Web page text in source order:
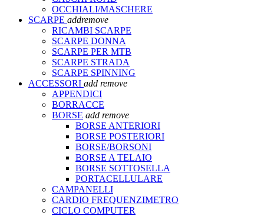
OCCHIALI/MASCHERE
SCARPE addremove
RICAMBI SCARPE
SCARPE DONNA
SCARPE PER MTB
SCARPE STRADA
SCARPE SPINNING
ACCESSORI add remove
APPENDICI
BORRACCE
BORSE add remove
BORSE ANTERIORI
BORSE POSTERIORI
BORSE/BORSONI
BORSE A TELAIO
BORSE SOTTOSELLA
PORTACELLULARE
CAMPANELLI
CARDIO FREQUENZIMETRO
CICLO COMPUTER